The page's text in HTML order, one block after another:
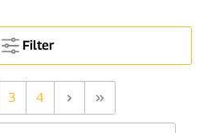
Filter
3 4